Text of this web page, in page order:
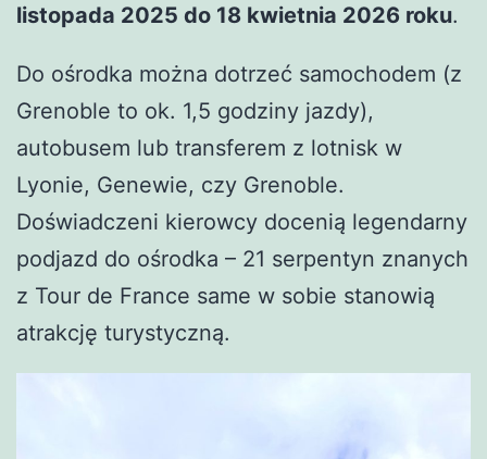
listopada 2025 do 18 kwietnia 2026 roku.
Do ośrodka można dotrzeć samochodem (z
Grenoble to ok. 1,5 godziny jazdy),
autobusem lub transferem z lotnisk w
Lyonie, Genewie, czy Grenoble.
Doświadczeni kierowcy docenią legendarny
podjazd do ośrodka – 21 serpentyn znanych
z Tour de France same w sobie stanowią
atrakcję turystyczną.